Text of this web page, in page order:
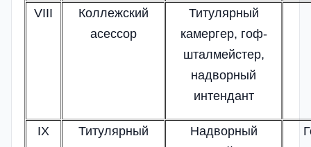
VIII
Коллежский
асессор
Титулярный
камергер, гоф-
шталмейстер,
надворный
интендант
IX
Титулярный
Надворный